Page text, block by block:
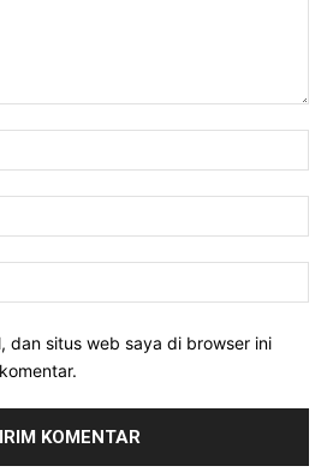
dan situs web saya di browser ini